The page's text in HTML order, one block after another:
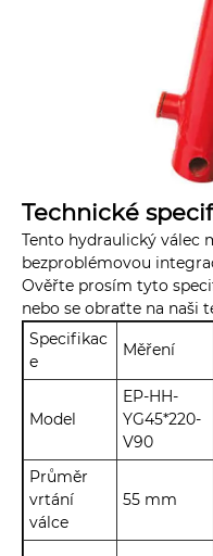
Technické
Tento hydraulický válec
bezproblémovou
Ověřte prosím tyto
nebo se obraťte na naši
Specifikac
e
Měření
Model
EP-HH-
YG45*220-
V90
Průměr
vrtání
válce
55 mm